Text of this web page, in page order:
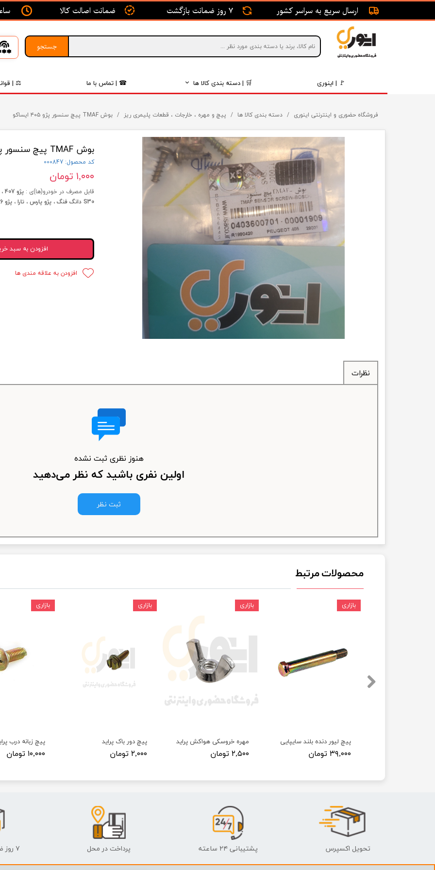
جستجو
🚩 | اینوری 🛒 | دسته بندی کالا ها
موتور و اگزوز
برقی و الکتریکی
رینگ و لاستیک
روغن و فیلتر
قطعات داخلی
انتقال قدرت
لوازم جانبی و اسپرت
بلبرینگ ماشین
کاسه نمد ماشین
اورینگ ماشین
☎ | تماس با ما ⚖ |
ارسال سریع به سراسر کشور 7 روز ضمانت بازگشت ضمانت اصالت کالا
فروشگاه حضوری و اینترنتی اینوری دسته بندی کالا ها پیچ و مهره ، خارجات ، قطعات پلیمری ریز بوش TMAF پیچ سنسور پژو ۴۰۵ ایساکو
بوش TMAF پیچ سنسور پژو ۴۰۵ ایساکو
کد محصول: 000847
۱,۰۰۰ تومان
قابل مصرف در خودرو(ها)ی :
S30 دانگ فنگ ، پژو پارس ، تارا ، پژو 206
افزودن به سبد
افزودن به علاقه مندی ها
نظرات
هنوز نظری ثبت نشده
اولین نفری باشید که نظر می‌دهید
ثبت نظر
محصولات مرتبط
پیچ زبانه درب
۱۰,۰۰۰ تومان
بازاری
پیچ دور باک پراید
۲,۰۰۰ تومان
بازاری
مهره خروسکی هواکش پراید
۲,۵۰۰ تومان
بازاری
پیچ لیور دنده بلند سایپایی
۳۹,۰۰۰ تومان
بازاری
تحویل اکسپرس پشتیبانی ۲۴ ساعته پرداخت در محل ۷ روز ضمانت بازگشت